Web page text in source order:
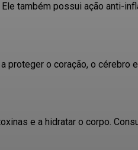
Ele também possui ação anti-
proteger o coração, o cérebro
e a hidratar o corpo.